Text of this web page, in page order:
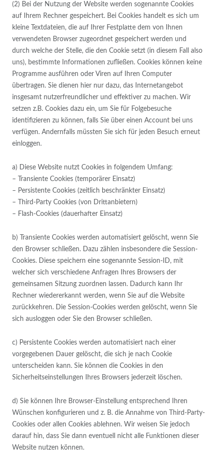
(2) Bei der Nutzung der Website werden sogenannte Cookies
auf Ihrem Rechner gespeichert. Bei Cookies handelt es sich um
kleine Textdateien, die auf Ihrer Festplatte dem von Ihnen
verwendeten Browser zugeordnet gespeichert werden und
durch welche der Stelle, die den Cookie setzt (in diesem Fall also
uns), bestimmte Informationen zufließen. Cookies können keine
Programme ausführen oder Viren auf Ihren Computer
übertragen. Sie dienen hier nur dazu, das Internetangebot
insgesamt nutzerfreundlicher und effektiver zu machen. Wir
setzen z.B. Cookies dazu ein, um Sie für Folgebesuche
identifizieren zu können, falls Sie über einen Account bei uns
verfügen. Andernfalls müssten Sie sich für jeden Besuch erneut
einloggen.
a) Diese Website nutzt Cookies in folgendem Umfang:
– Transiente Cookies (temporärer Einsatz)
– Persistente Cookies (zeitlich beschränkter Einsatz)
– Third-Party Cookies (von Drittanbietern)
– Flash-Cookies (dauerhafter Einsatz)
b) Transiente Cookies werden automatisiert gelöscht, wenn Sie
den Browser schließen. Dazu zählen insbesondere die Session-
Cookies. Diese speichern eine sogenannte Session-ID, mit
welcher sich verschiedene Anfragen Ihres Browsers der
gemeinsamen Sitzung zuordnen lassen. Dadurch kann Ihr
Rechner wiedererkannt werden, wenn Sie auf die Website
zurückkehren. Die Session-Cookies werden gelöscht, wenn Sie
sich ausloggen oder Sie den Browser schließen.
c) Persistente Cookies werden automatisiert nach einer
vorgegebenen Dauer gelöscht, die sich je nach Cookie
unterscheiden kann. Sie können die Cookies in den
Sicherheitseinstellungen Ihres Browsers jederzeit löschen.
d) Sie können Ihre Browser-Einstellung entsprechend Ihren
Wünschen konfigurieren und z. B. die Annahme von Third-Party-
Cookies oder allen Cookies ablehnen. Wir weisen Sie jedoch
darauf hin, dass Sie dann eventuell nicht alle Funktionen dieser
Website nutzen können.